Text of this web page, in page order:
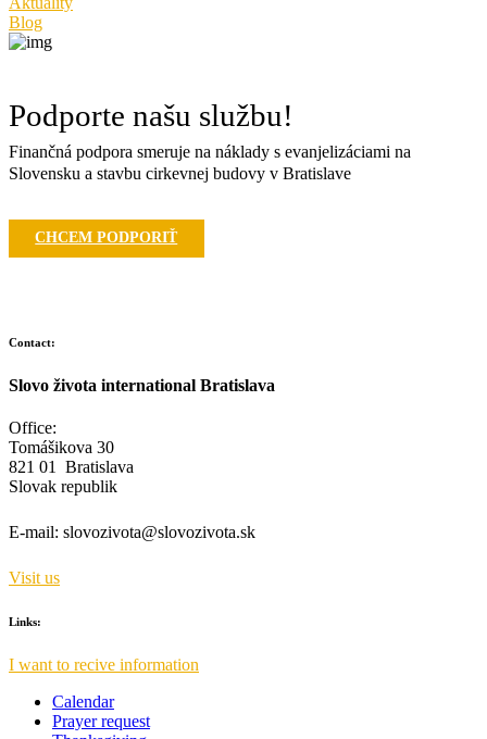
Blog
Podporte našu službu!
Finančná podpora smeruje na náklady s evanjelizáciami na
Slovensku a stavbu cirkevnej budovy v Bratislave
CHCEM PODPORIŤ
Contact:
Slovo života international Bratislava
Office:
Tomášikova 30
821 01 Bratislava
Slovak republik
E-mail: slovozivota@slovozivota.sk
Visit us
Links:
I want to recive information
Calendar
Prayer request